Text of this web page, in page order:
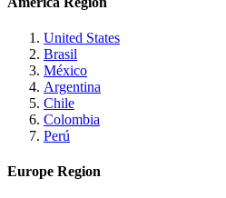
United States
Brasil
México
Argentina
Chile
Colombia
Perú
Europe Region